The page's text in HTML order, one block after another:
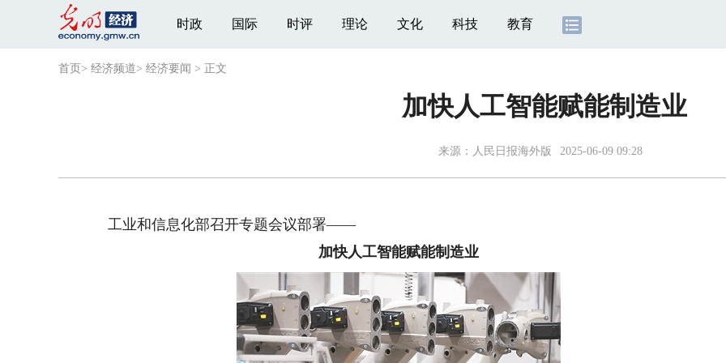
时政 国际 时评 理论 文化 科技 教育
首页 > 经济频道> 经济要闻 > 正文
加快人工智能赋能制造业
来源： 人民日报海外版 2025-06-09 09:28
工业和信息化部召开专题会议部署——
加快人工智能赋能制造业